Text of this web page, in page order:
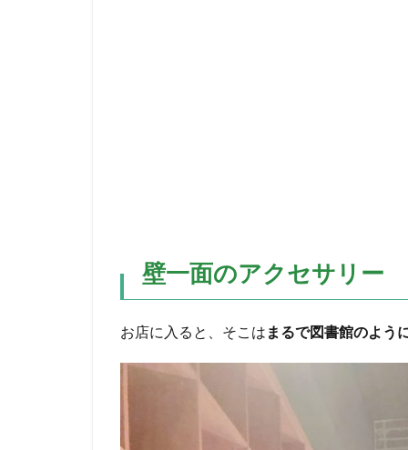
壁一面のアクセサリー
お店に入ると、そこは まるで図書館のよう